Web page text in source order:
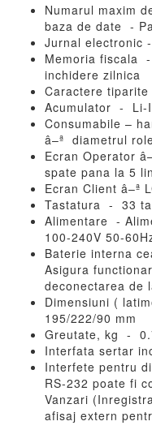
Numarul maxim
baza de date -
Jurnal electronic
Memoria fiscala
inchidere zilnica
Caractere
Acumulator - Li-
Consumabile –
â–ª diametrul
Ecran Operator
spate pana la 5
Ecran Client â–ª
Tastatura - 33
Alimentare -
100-240V 50-
Baterie interna
Asigura
deconectarea de
Dimensiuni (
195/222/90 mm
Greutate, kg -
Interfata sertar
Interfete pentru
RS-232 poate fi
Vanzari
afisaj extern